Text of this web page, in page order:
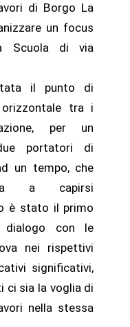
di Borgo La
un focus
Scuola di via
il punto di
tra i
per un
portatori di
un tempo, che
a capirsi
è stato il primo
dialogo con le
nei rispettivi
significativi,
ci sia la voglia di
nella stessa